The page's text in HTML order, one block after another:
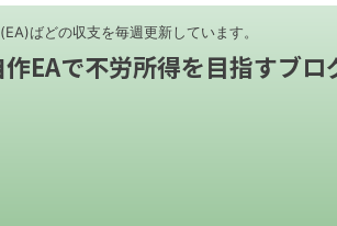
ばどの収支を毎週更新しています。
EAで不労所得を目指すブロ